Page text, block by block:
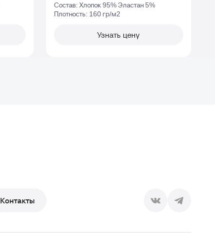
Состав: Хлопок 95% Эластан 5%
Плотность: 160 гр/м2
Узнать цену
Контакты